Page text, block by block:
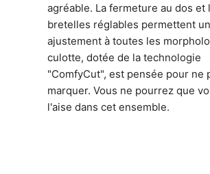
agréable. La fermeture au dos et
bretelles réglables permettent un
ajustement à toutes les
culotte, dotée de la technologie
"ComfyCut", est pensée pour ne
marquer. Vous ne pourrez que
l'aise dans cet ensemble.